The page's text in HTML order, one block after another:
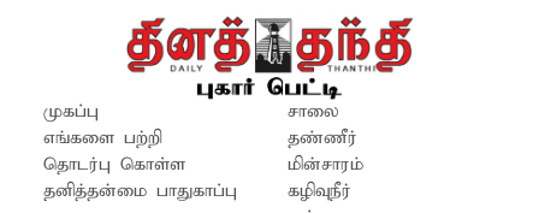
வந்து செல்கின்றனர். எனவே பெண்கள்
பாதுகாப்பு கருதி சம்பந்தப்பட்ட
அதிகாரிகள் ஆய்வு செய்து
கோவில்களில் மின்விளக்குகள் எரிய
செய்ய வேண்டும்.
முகப்பு
எங்களை பற்றி
தொடர்பு கொள்ள
தனித்தன்மை பாதுகாப்பு
சாலை
தண்ணீர்
மின்சாரம்
கழிவுநீர்